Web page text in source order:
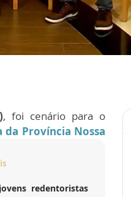
, foi cenário para o
da Província Nossa
redentoristas